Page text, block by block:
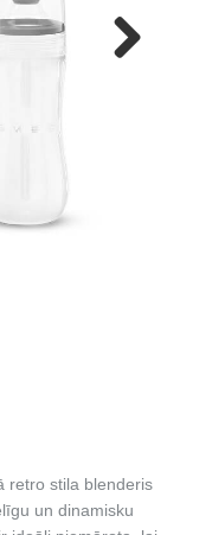
retro stila blenderis
un dinamisku